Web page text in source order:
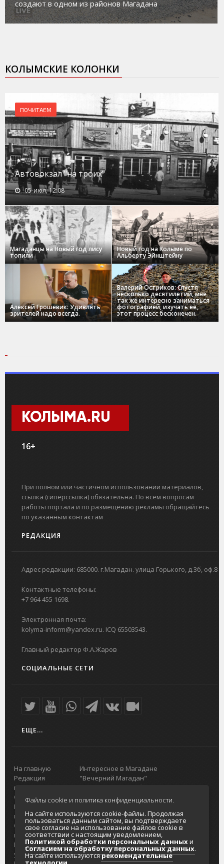
создают в одном из районов Магадана
КОЛЫМСКИЕ КОЛОНКИ
ПОЧИТАЕМ
Автовокзал "на троих"
05-июл, 12:08
Магаданцы на Новый год лису
топили
Новый год на Колыме по
Альберту Эйнштейну
Алексей Грошевик: Удивлять
зрителей надо всегда.
Валерий Остриков: Спустя
несколько десятилетий, мне
так же интересно заниматься
фотографией, изучать ее,
этот процесс бесконечен.
КОЛЫМА.RU
16+
При полном или частичном использовании материалов,
ссылка (гиперссылка) обязательна. По всем вопросам
работы портала и по размещению рекламы обращайтесь
по указанным контактам
РЕДАКЦИЯ
Адрес редакции: 685000. г.Магадан. улица Горького, д.3б, оф.8
Контактные телефоны:
+7 964 455 1698.
Электронная почта:
kolyma-inform@yandex.ru. ICQ 65503543.
Главный редактор Ф.А.Жаров
СОЦИАЛЬНЫЕ СЕТИ
ЕЩЕ...
На главную
Редакция
портала
О проекте
Реклама на
портале
Отзывы и
предложения
Интернет-
услуги
Интересное в Магадане
"Вечерний Магадан"
Городская доска объявлений
Реклама
Главный туристический портал
Колымы
Политика в отношении обработки
персональных данных
Согласие на обработку персональных
данных
Файлы cookie и политика конфиденциальности.
На сайте используются cookie-файлы. Продолжая
пользоваться данным сайтом, вы подтверждаете
свое согласие на использование файлов cookie в
соответствии с настоящим уведомлением,
Политикой обработки персональных данныхи
Согласием на обработку персональных данных.
На сайте используютсярекомендательные